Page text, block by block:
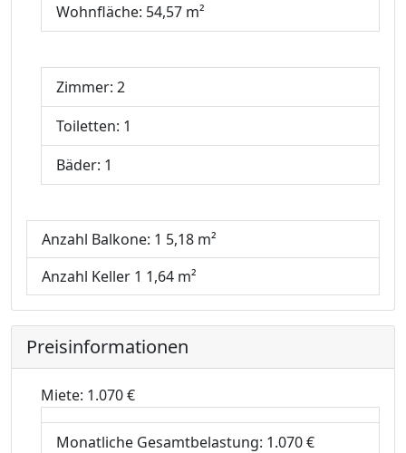
Wohnfläche: 54,57 m²
Zimmer: 2
Toiletten: 1
Bäder: 1
Anzahl Balkone: 1 5,18 m²
Anzahl Keller 1 1,64 m²
Preisinformationen
Miete: 1.070 €
Monatliche Gesamtbelastung: 1.070 €